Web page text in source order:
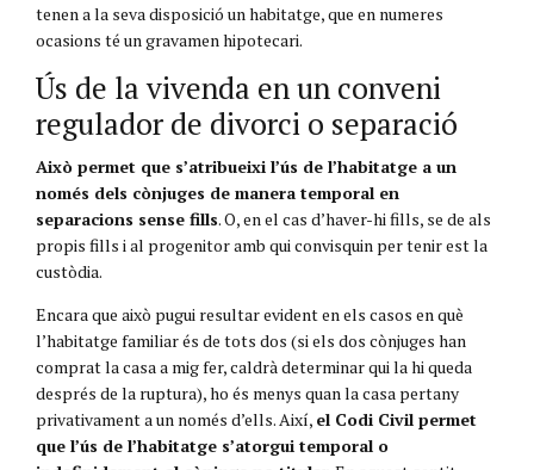
tenen a la seva disposició un habitatge, que en numeres
ocasions té un gravamen hipotecari.
Ús de la vivenda en un conveni
regulador de divorci o separació
Això permet que s’atribueixi l’ús de l’habitatge a un
només dels cònjuges de manera temporal en
separacions sense fills. O, en el cas d’haver-hi fills, se de als
propis fills i al progenitor amb qui convisquin per tenir est la
custòdia.
Encara que això pugui resultar evident en els casos en què
l’habitatge familiar és de tots dos (si els dos cònjuges han
comprat la casa a mig fer, caldrà determinar qui la hi queda
després de la ruptura), ho és menys quan la casa pertany
privativament a un només d’ells. Així, el Codi Civil permet
que l’ús de l’habitatge s’atorgui temporal o